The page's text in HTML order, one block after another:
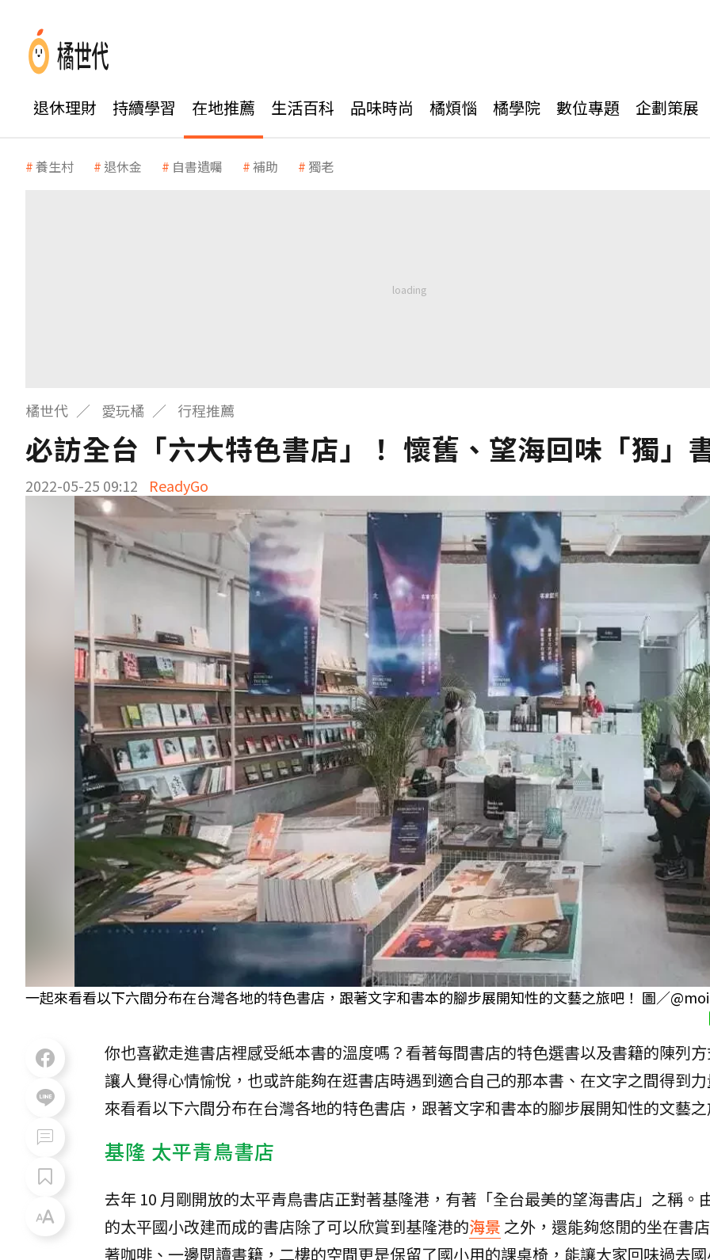
退休理財 持續學習 在地推薦 生活百科 品味時尚 橘煩惱 橘學院 數位專題 企劃策展
養生村 退休金 自書遺囑 補助 獨老
橘世代 愛玩橘 行程推薦
必訪全台「六大特色書店」！ 懷舊、望海回味「獨」
2022-05-25 09:12 ReadyGo
一起來看看以下六間分布在台灣各地的特色書店，跟著文字和書本的腳步展開知性的文藝之旅吧！ 圖／
你也喜歡走進書店裡感受紙本書的溫度嗎？看著每間書店的特色選書以及書籍的陳列
讓人覺得心情愉悅，也或許能夠在逛書店時遇到適合自己的那本書、在文字之間得到
來看看以下六間分布在台灣各地的特色書店，跟著文字和書本的腳步展開知性的文藝
基隆 太平青鳥書店
去年 10 月剛開放的太平青鳥書店正對著基隆港，有著「全台最美的望海書店」之稱。
的太平國小改建而成的書店除了可以欣賞到基隆港的海景 之外，還能夠悠閒的坐在書
著咖啡、一邊閱讀書籍，二樓的空間更是保留了國小用的課桌椅，能讓大家回味過去